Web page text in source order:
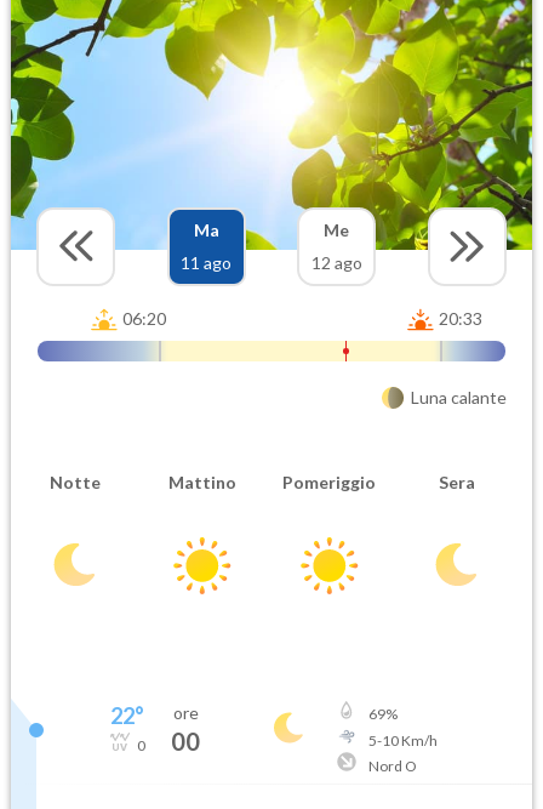
Ma
11 ago
Me
12 ago
06:20 20:33
Luna calante
Notte Mattino Pomeriggio Sera
22°
0
ore
00
69%
5-10Km/h
Nord O